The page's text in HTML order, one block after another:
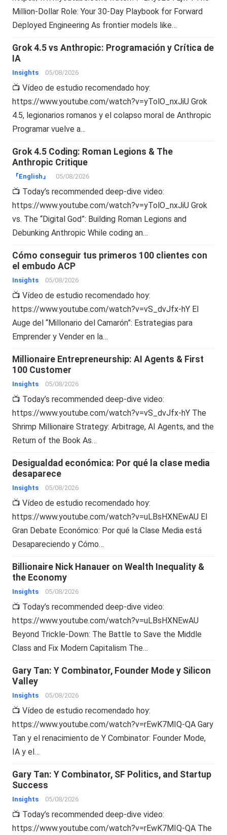
Million-Dollar Role: Your 30-Day Playbook for Forward
Deployed Engineering As frontier models like…
Grok 4.5 vs Anthropic: Programación y Crítica de
IA
Insights 05/08/2026
📺 Vídeo de estudio recomendado hoy:
https://www.youtube.com/watch?v=yTolO_nxJiU Grok
4.5, legionarios romanos y el colapso moral de Anthropic
Programar vuelve a…
Grok 4.5 Coding: Roman Legions & The
Anthropic Critique
『English』 05/08/2026
📺 Today’s recommended deep-dive video:
https://www.youtube.com/watch?v=yTolO_nxJiU Grok
vs. The “Digital God”: Building Roman Legions and
Debunking Anthropic While coding an…
Cómo conseguir tus primeros 100 clientes con
el embudo ACP
Insights 05/08/2026
📺 Vídeo de estudio recomendado hoy:
https://www.youtube.com/watch?v=vS_dvJfx-hY El
Auge del “Millonario del Camarón”: Estrategias para
Emprender y Vender en la…
Millionaire Entrepreneurship: AI Agents & First
100 Customer
Insights 05/08/2026
📺 Today’s recommended deep-dive video:
https://www.youtube.com/watch?v=vS_dvJfx-hY The
Shrimp Millionaire Strategy: Arbitrage, AI Agents, and the
Return of the Book As…
Desigualdad económica: Por qué la clase media
desaparece
Insights 05/08/2026
📺 Vídeo de estudio recomendado hoy:
https://www.youtube.com/watch?v=uLBsHXNEwAU El
Gran Debate Económico: Por qué la Clase Media está
Desapareciendo y Cómo…
Billionaire Nick Hanauer on Wealth Inequality &
the Economy
Insights 05/08/2026
📺 Today’s recommended deep-dive video:
https://www.youtube.com/watch?v=uLBsHXNEwAU
Beyond Trickle-Down: The Battle to Save the Middle
Class and Fix Modern Capitalism The…
Gary Tan: Y Combinator, Founder Mode y Silicon
Valley
Insights 05/08/2026
📺 Vídeo de estudio recomendado hoy:
https://www.youtube.com/watch?v=rEwK7MIQ-QA Gary
Tan y el renacimiento de Y Combinator: Founder Mode,
IA y el…
Gary Tan: Y Combinator, SF Politics, and Startup
Success
Insights 05/08/2026
📺 Today’s recommended deep-dive video:
https://www.youtube.com/watch?v=rEwK7MIQ-QA The